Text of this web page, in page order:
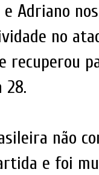
Adriano
no
recuperou
28.
não
e foi